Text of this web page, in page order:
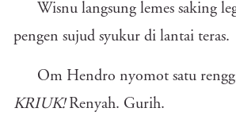
Wisnu langsung lemes saking
pengen sujud syukur di lantai teras.
Om Hendro nyomot satu
KRIUK!Renyah. Gurih.